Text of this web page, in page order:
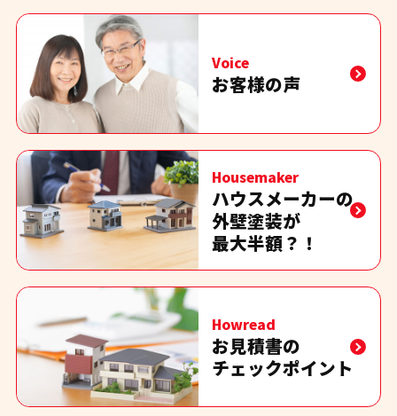
Voice
お客様の声
Housemaker
ハウスメーカーの
外壁塗装が
最大半額？！
Howread
お見積書の
チェックポイント